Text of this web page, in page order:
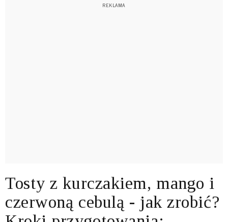
Tosty z kurczakiem, mango i
czerwoną cebulą - jak zrobić?